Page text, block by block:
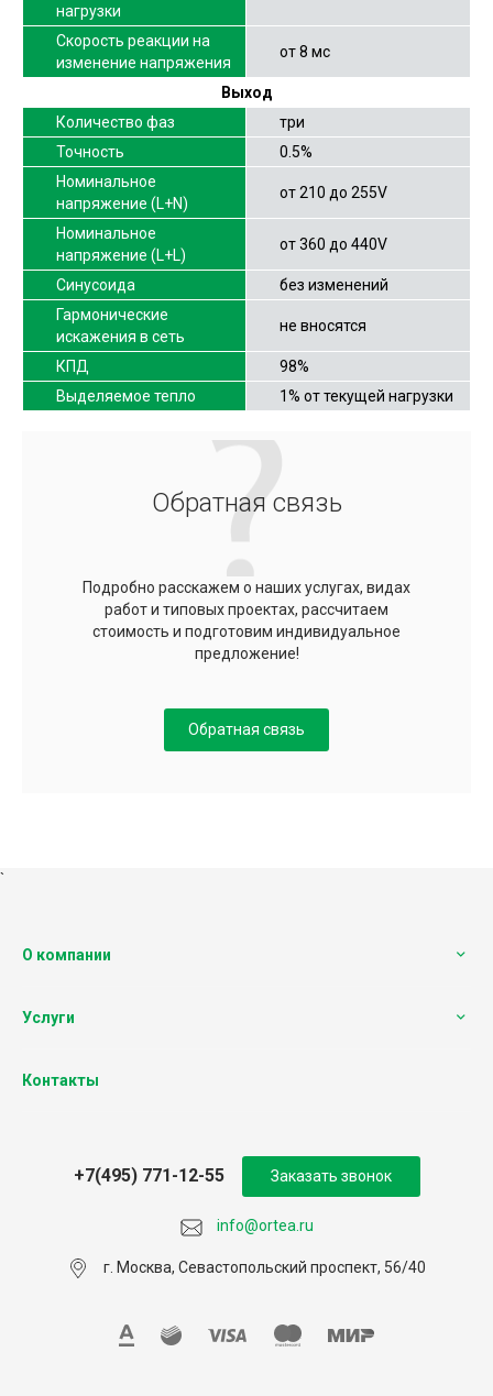
нагрузки
Скорость реакции на
изменение напряжения
от 8 мс
Выход
Количество фаз
три
Точность
0.5%
Номинальное
напряжение (L+N)
от 210 до 255V
Номинальное
напряжение (L+L)
от 360 до 440V
Синусоида
без изменений
Гармонические
искажения в сеть
не вносятся
КПД
98%
Выделяемое тепло
1% от текущей нагрузки
Обратная связь
Подробно расскажем о наших услугах, видах
работ и типовых проектах, рассчитаем
стоимость и подготовим индивидуальное
предложение!
Обратная связь
`
О компании
Услуги
Контакты
info@ortea.ru
+7(495) 771-12-55
г. Москва, Севастопольский проспект, 56/40
Заказать звонок